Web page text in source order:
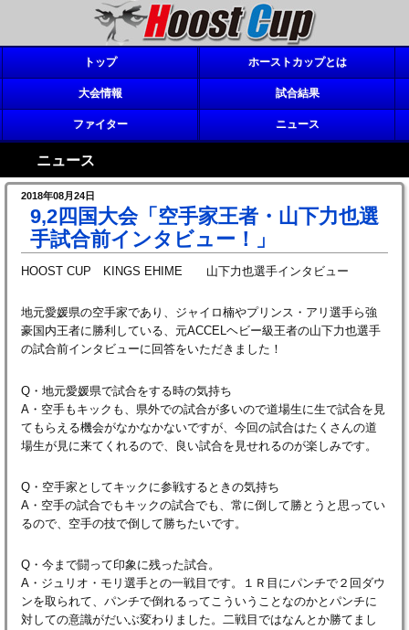
トップ ホーストカップとは
大会情報 試合結果
ファイター ニュース
ニュース
2018年08月24日
9,2四国大会「空手家王者・山下力也選
手試合前インタビュー！」
HOOST CUP KINGS EHIME 山下力也選手インタビュー
地元愛媛県の空手家であり、ジャイロ楠やプリンス・アリ選手ら強
豪国内王者に勝利している、元ACCELヘビー級王者の山下力也選手
の試合前インタビューに回答をいただきました！
Q・地元愛媛県で試合をする時の気持ち
A・空手もキックも、県外での試合が多いので道場生に生で試合を見
てもらえる機会がなかなかないですが、今回の試合はたくさんの道
場生が見に来てくれるので、良い試合を見せれるのが楽しみです。
Q・空手家としてキックに参戦するときの気持ち
A・空手の試合でもキックの試合でも、常に倒して勝とうと思ってい
るので、空手の技で倒して勝ちたいです。
Q・今まで闘って印象に残った試合。
A・ジュリオ・モリ選手との一戦目です。１Ｒ目にパンチで２回ダウ
ンを取られて、パンチで倒れるってこういうことなのかとパンチに
対しての意識がだいぶ変わりました。二戦目ではなんとか勝てまし